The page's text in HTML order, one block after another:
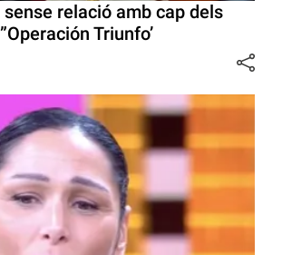
sense relació amb cap dels
Triunfo’